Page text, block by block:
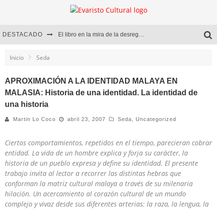
DESTACADO El libro en la mira de la desregulación
Alejandra Correa | La nieve
Inicio Seda
APROXIMACIÓN A LA IDENTIDAD MALAYA EN
MALASIA: Historia de una identidad. La identidad de
una historia
Martin Lo Coco abril 23, 2007 Seda Uncategorized
Ciertos comportamientos, repetidos en el tiempo, parecieran cobrar
entidad. La vida de un hombre explica y forja su carácter, la
historia de un pueblo expresa y define su identidad. El presente
trabajo invita al lector a recorrer las distintas hebras que
conforman la matriz cultural malaya a través de su milenaria
hilación. Un acercamiento al corazón cultural de un mundo
complejo y vivaz desde sus diferentes arterias: la raza, la lengua, la